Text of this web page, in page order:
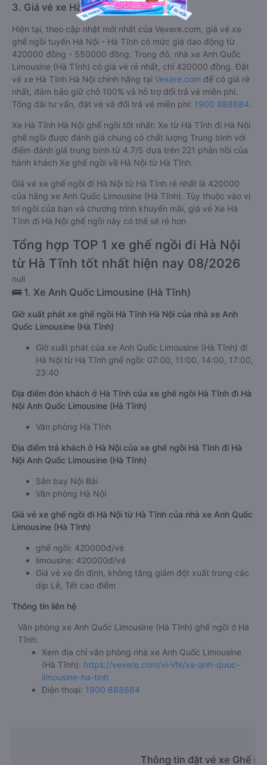
3. Giá vé xe Hà Tĩnh Hà Nội
Hiện tại, theo cập nhật mới nhất của Vexere.com, giá vé xe
ghế ngồi tuyến Hà Nội - Hà Tĩnh có mức giá dao động từ
420000 đồng - 550000 đồng. Trong đó, nhà xe Anh Quốc
Limousine (Hà Tĩnh) có giá vé rẻ nhất, chỉ 420000 đồng. Đặt
vé xe Hà Tĩnh Hà Nội chính hãng tại Vexere.com để có giá rẻ
nhất, đảm bảo giữ chỗ 100% và hỗ trợ đổi trả vé miễn phí.
Tổng đài tư vấn, đặt vé và đổi trả vé miễn phí: 1900 888684.
Xe Hà Tĩnh Hà Nội ghế ngồi tốt nhất: Xe từ Hà Tĩnh đi Hà Nội
ghế ngồi được đánh giá chung có chất lượng Trung bình với
điểm đánh giá trung bình từ 4.7/5 dựa trên 221 phản hồi của
hành khách Xe ghế ngồi về Hà Nội từ Hà Tĩnh.
Giá vé xe ghế ngồi đi Hà Nội từ Hà Tĩnh rẻ nhất là 420000
của hãng xe Anh Quốc Limousine (Hà Tĩnh). Tùy thuộc vào vị
trí ngồi của bạn và chương trình khuyến mãi, giá vé Xe Hà
Tĩnh đi Hà Nội ghế ngồi này có thể sẽ rẻ hơn
Tổng hợp TOP 1 xe ghế ngồi đi Hà Nội
từ Hà Tĩnh tốt nhất hiện nay 08/2026
null
🚌 1. Xe Anh Quốc Limousine (Hà Tĩnh)
Giờ xuất phát xe ghế ngồi Hà Tĩnh Hà Nội của nhà xe Anh
Quốc Limousine (Hà Tĩnh)
Giờ xuất phát của xe Anh Quốc Limousine (Hà Tĩnh) đi
Hà Nội từ Hà Tĩnh ghế ngồi: 07:00, 11:00, 14:00, 17:00,
23:40
Địa điểm đón khách ở Hà Tĩnh của xe ghế ngồi Hà Tĩnh đi Hà
Nội Anh Quốc Limousine (Hà Tĩnh)
Văn phòng Hà Tĩnh
Địa điểm trả khách ở Hà Nội của xe ghế ngồi Hà Tĩnh đi Hà
Nội Anh Quốc Limousine (Hà Tĩnh)
Sân bay Nội Bài
Văn phòng Hà Nội
Giá vé xe ghế ngồi đi Hà Nội từ Hà Tĩnh của nhà xe Anh Quốc
Limousine (Hà Tĩnh)
ghế ngồi: 420000đ/vé
limousine: 420000đ/vé
Giá vé xe ổn định, không tăng giảm đột xuất trong các
dịp Lễ, Tết cao điểm
Thông tin liên hệ
Văn phòng xe Anh Quốc Limousine (Hà Tĩnh) ghế ngồi ở Hà
Tĩnh:
Xem địa chỉ văn phòng nhà xe Anh Quốc Limousine
(Hà Tĩnh): https://vexere.com/vi-VN/xe-anh-quoc-
limousine-ha-tinh
Điện thoại: 1900 888684
Thông tin đặt vé xe Ghế